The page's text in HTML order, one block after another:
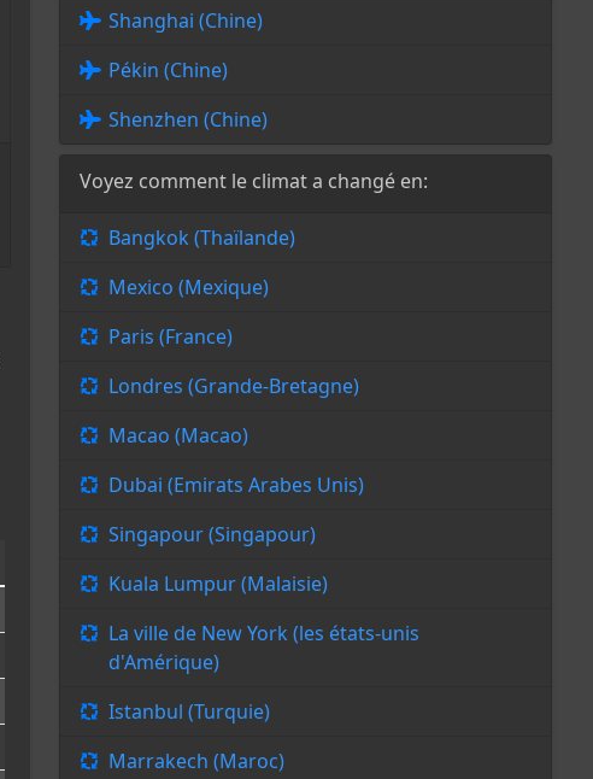
Shanghai (Chine)
Pékin (Chine)
Shenzhen (Chine)
Voyez comment le climat a changé en:
Bangkok (Thaïlande)
Mexico (Mexique)
Paris (France)
Londres (Grande-Bretagne)
Macao (Macao)
Dubai (Emirats Arabes Unis)
Singapour (Singapour)
Kuala Lumpur (Malaisie)
La ville de New York (les états-unis
d'Amérique)
Istanbul (Turquie)
Marrakech (Maroc)